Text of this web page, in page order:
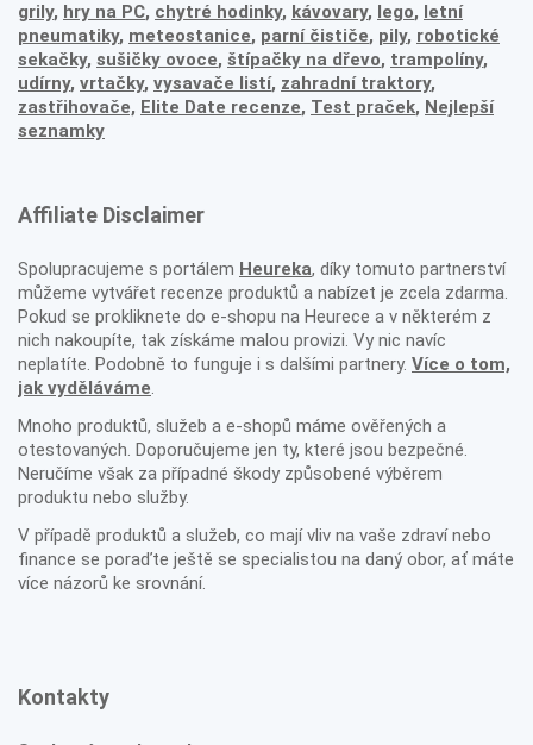
grily, hry na PC, chytré hodinky, kávovary, lego, letní
pneumatiky, meteostanice, parní čističe, pily, robotické
sekačky, sušičky ovoce, štípačky na dřevo, trampolíny,
udírny, vrtačky, vysavače listí, zahradní traktory,
zastřihovače, Elite Date recenze, Test praček, Nejlepší
seznamky
Affiliate Disclaimer
Spolupracujeme s portálem Heureka, díky tomuto partnerství
můžeme vytvářet recenze produktů a nabízet je zcela zdarma.
Pokud se prokliknete do e-shopu na Heurece a v některém z
nich nakoupíte, tak získáme malou provizi. Vy nic navíc
neplatíte. Podobně to funguje i s dalšími partnery. Více o tom,
jak vyděláváme.
Mnoho produktů, služeb a e-shopů máme ověřených a
otestovaných. Doporučujeme jen ty, které jsou bezpečné.
Neručíme však za případné škody způsobené výběrem
produktu nebo služby.
V případě produktů a služeb, co mají vliv na vaše zdraví nebo
finance se poraďte ještě se specialistou na daný obor, ať máte
více názorů ke srovnání.
Kontakty